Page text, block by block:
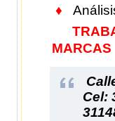
♦
MARCAS
Cel: